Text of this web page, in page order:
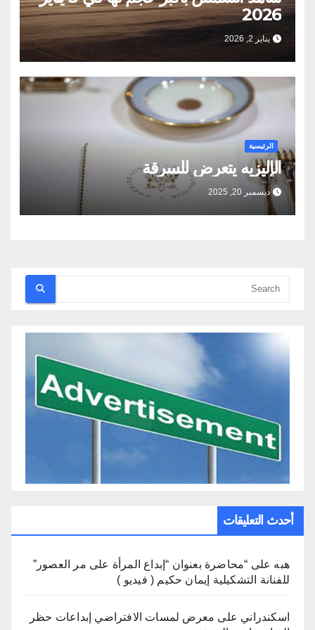
2026
يناير 2, 2026
الرئيسية
الإليزيه يتعرض للسرقة
ديسمبر 20, 2025
أحدث التعليقات
هبه على “محاضرة بعنوان “إبداع المرأة على مر العصور”
للفنانة التشكيلية إيمان حكيم ( فيديو )
اسكندراني على معرض لمسات الافتراضي إبداعات حظر